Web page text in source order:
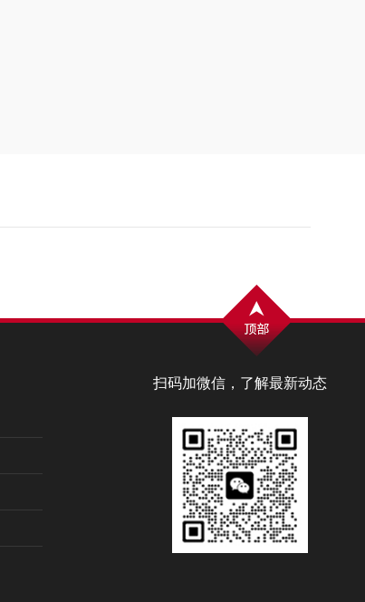
扫码加微信，了解最新动态